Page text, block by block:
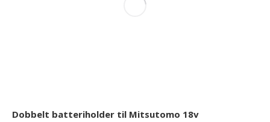
Dobbelt batteriholder til Mitsutomo 18v